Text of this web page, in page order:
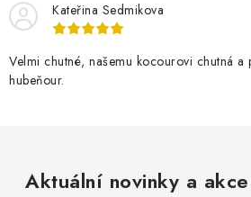
Kateřina Sedmikova
Velmi chutné, našemu kocourovi chutná a
hubeňour.
Aktuální novinky a